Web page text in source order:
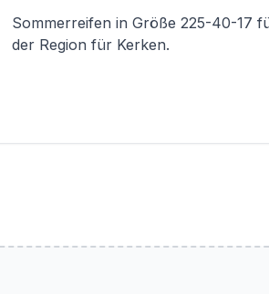
Sommerreifen in Größe 225-40-17
der Region für Kerken.